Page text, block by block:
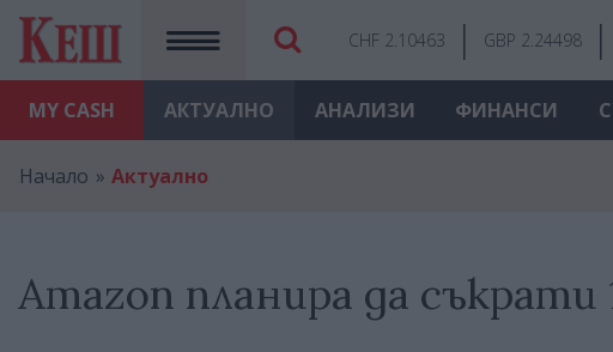
MY CASH
CHF 2.10463 GBP 2.24498
АКТУАЛНО АНАЛИЗИ ФИНАНСИ
Начало Актуално
Amazon планира да